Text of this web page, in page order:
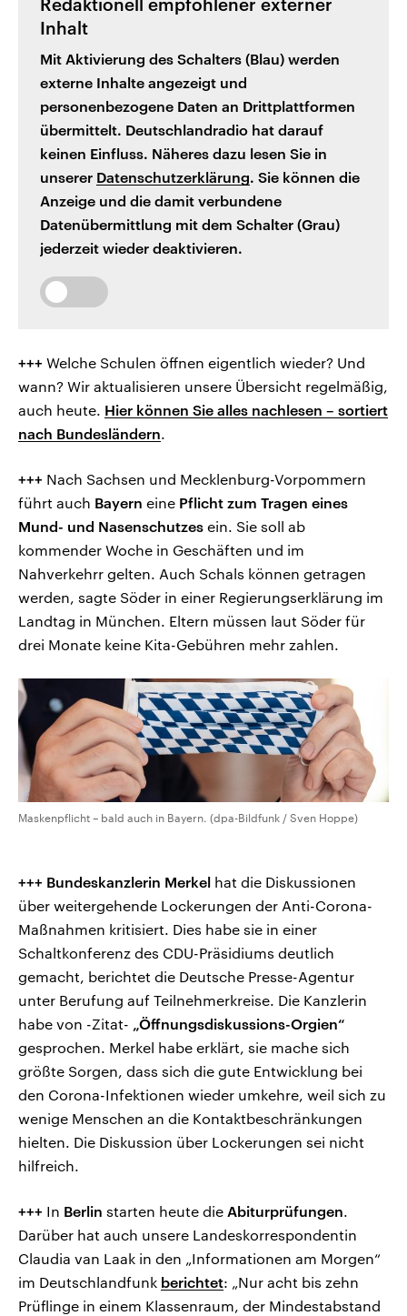
Redaktionell empfohlener externer
Inhalt
Mit Aktivierung des Schalters (Blau) werden
externe Inhalte angezeigt und
personenbezogene Daten an Drittplattformen
übermittelt. Deutschlandradio hat darauf
keinen Einfluss. Näheres dazu lesen Sie in
unserer Datenschutzerklärung. Sie können die
Anzeige und die damit verbundene
Datenübermittlung mit dem Schalter (Grau)
jederzeit wieder deaktivieren.
+++ Welche Schulen öffnen eigentlich wieder? Und
wann? Wir aktualisieren unsere Übersicht regelmäßig,
auch heute. Hier können Sie alles nachlesen – sortiert
nach Bundesländern.
+++ Nach Sachsen und Mecklenburg-Vorpommern
führt auch Bayern eine Pflicht zum Tragen eines
Mund- und Nasenschutzes ein. Sie soll ab
kommender Woche in Geschäften und im
Nahverkehrr gelten. Auch Schals können getragen
werden, sagte Söder in einer Regierungserklärung im
Landtag in München. Eltern müssen laut Söder für
drei Monate keine Kita-Gebühren mehr zahlen.
Maskenpflicht – bald auch in Bayern. (dpa-Bildfunk / Sven Hoppe)
+++ Bundeskanzlerin Merkel hat die Diskussionen
über weitergehende Lockerungen der Anti-Corona-
Maßnahmen kritisiert. Dies habe sie in einer
Schaltkonferenz des CDU-Präsidiums deutlich
gemacht, berichtet die Deutsche Presse-Agentur
unter Berufung auf Teilnehmerkreise. Die Kanzlerin
habe von -Zitat- „Öffnungsdiskussions-Orgien“
gesprochen. Merkel habe erklärt, sie mache sich
größte Sorgen, dass sich die gute Entwicklung bei
den Corona-Infektionen wieder umkehre, weil sich zu
wenige Menschen an die Kontaktbeschränkungen
hielten. Die Diskussion über Lockerungen sei nicht
hilfreich.
+++ In Berlin starten heute die Abiturprüfungen.
Darüber hat auch unsere Landeskorrespondentin
Claudia van Laak in den „Informationen am Morgen“
im Deutschlandfunk berichtet: „Nur acht bis zehn
Prüflinge in einem Klassenraum, der Mindestabstand